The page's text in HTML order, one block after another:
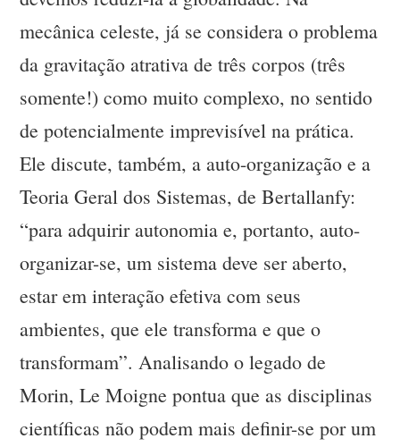
mecânica celeste, já se considera o problema
da gravitação atrativa de três corpos (três
somente!) como muito complexo, no sentido
de potencialmente imprevisível na prática.
Ele discute, também, a auto-organização e a
Teoria Geral dos Sistemas, de Bertallanfy:
“para adquirir autonomia e, portanto, auto-
organizar-se, um sistema deve ser aberto,
estar em interação efetiva com seus
ambientes, que ele transforma e que o
transformam”. Analisando o legado de
Morin, Le Moigne pontua que as disciplinas
científicas não podem mais definir-se por um